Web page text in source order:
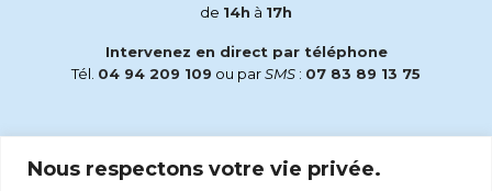
Nous respectons votre vie privée.
de 14h à 17h
Intervenez en direct par téléphone
Tél. 04 94 209 109 ou parSMS : 07 83 89 13 75
accueil@radiomaria.fr